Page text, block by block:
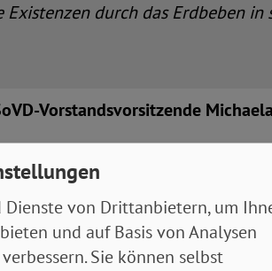
durch das Erdbeben in
Vorstandsvorsitzende
Erdbebenkatastrophe:
von Drittanbietern, um
und auf Basis von Analysen
Sie können selbst